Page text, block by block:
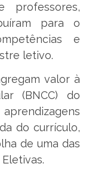
professores,
para o
e
letivo.
valor à
(BNCC) do
do currículo,
de uma das